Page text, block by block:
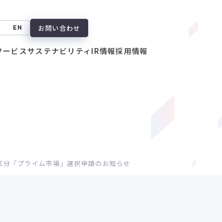
EN お問い合わせ
ービスサステナビリティ IR情報採用情報
「プライム市場」選択申請のお知らせ